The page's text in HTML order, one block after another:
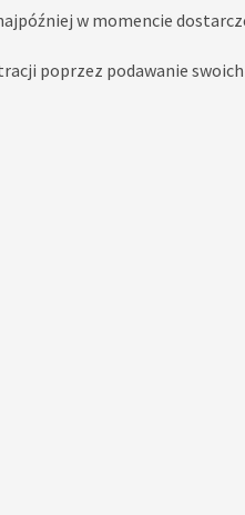
w momencie
poprzez podawanie